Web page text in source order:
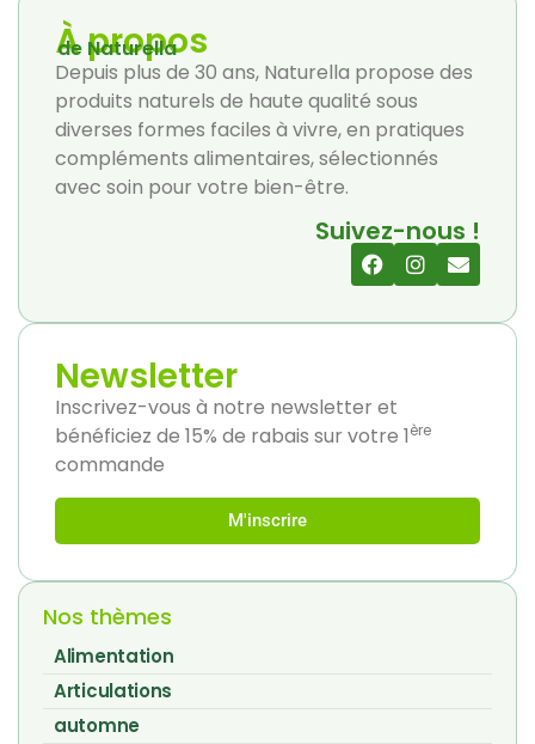
À propos
de Naturella
Depuis plus de 30 ans, Naturella propose des
produits naturels de haute qualité sous
diverses formes faciles à vivre, en pratiques
compléments alimentaires, sélectionnés
avec soin pour votre bien-être.
Suivez-nous !
Newsletter
Inscrivez-vous à notre newsletter et
bénéficiez de 15% de rabais sur votre 1ère
commande
M'inscrire
Nos thèmes
Alimentation
Articulations
automne